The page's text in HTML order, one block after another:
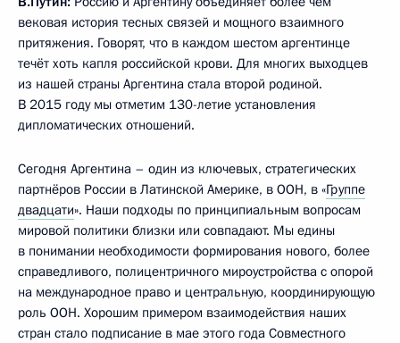
вековая история тесных связей и мощного взаимного
притяжения. Говорят, что в каждом шестом аргентинце
течёт хоть капля российской крови. Для многих выходцев
из нашей страны Аргентина стала второй родиной.
В 2015 году мы отметим 130-летие установления
дипломатических отношений.
Сегодня Аргентина – один из ключевых, стратегических
партнёров России в Латинской Америке, в ООН, в «Группе
двадцати». Наши подходы по принципиальным вопросам
мировой политики близки или совпадают. Мы едины
в понимании необходимости формирования нового, более
справедливого, полицентричного мироустройства с опорой
на международное право и центральную, координирующую
роль ООН. Хорошим примером взаимодействия наших
стран стало подписание в мае этого года Совместного